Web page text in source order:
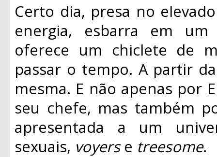
Certo dia, presa no
energia, esbarra em
oferece um chiclete de
passar o tempo. A partir
mesma. E não apenas por
seu chefe, mas também
apresentada a um
sexuais, voyerse treesome.